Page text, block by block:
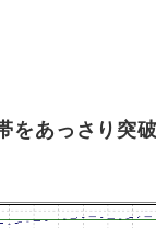
をあっさり突